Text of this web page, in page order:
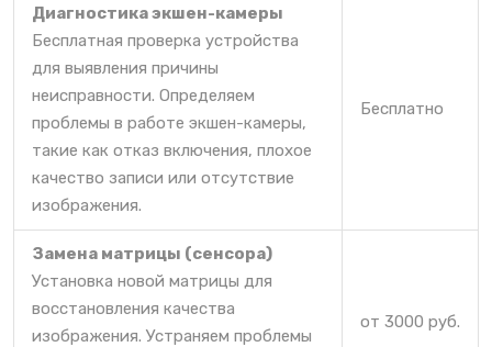
Диагностика экшен-камеры
Бесплатная проверка устройства
для выявления причины
неисправности. Определяем
проблемы в работе экшен-камеры,
такие как отказ включения, плохое
качество записи или отсутствие
изображения.
Бесплатно
Замена матрицы (сенсора)
Установка новой матрицы для
восстановления качества
изображения. Устраняем проблемы
от 3000 руб.